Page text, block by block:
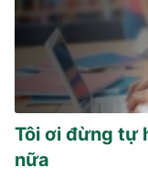
Tôi ơi đừng tự
nữa